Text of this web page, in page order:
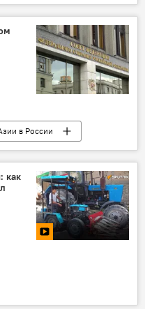
в России
как